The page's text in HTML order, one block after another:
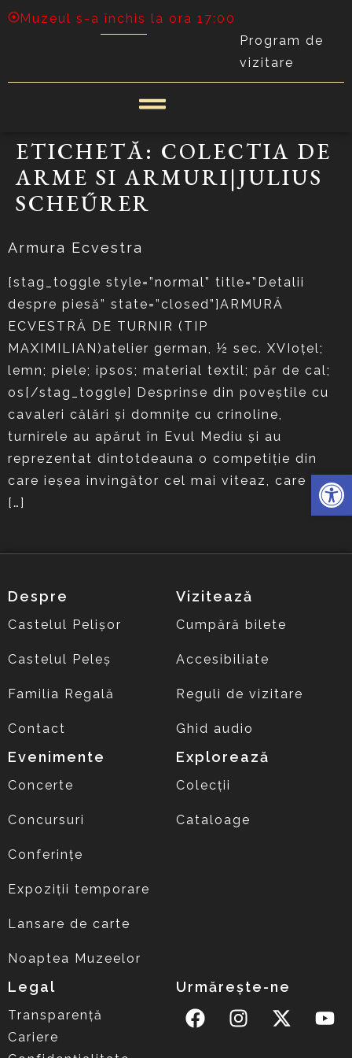
Muzeul s-a închis la ora 17:00
Program de
vizitare
ETICHETĂ: COLECTIA DE
ARME SI ARMURI|JULIUS
SCHEŰRER
Armura Ecvestra
[stag_toggle style=”normal” title=”Detalii
despre piesă” state=”closed”]ARMURĂ
ECVESTRĂ DE TURNIR (TIP
MAXIMILIAN)atelier german, ½ sec. XVIoţel;
lemn; piele; ipsos; material textil; păr de cal;
os[/stag_toggle] Desprinse din poveştile cu
cavaleri călări şi domniţe cu crinoline,
turnirele au apărut în Evul Mediu şi au
reprezentat dintotdeauna o competiţie din
care ieşea invingător cel mai viteaz, care era
[…]
Despre
Castelul Pelișor
Castelul Peleș
Familia Regală
Contact
Vizitează
Cumpără bilete
Accesibiliate
Reguli de vizitare
Ghid audio
Evenimente
Concerte
Concursuri
Conferințe
Expoziții temporare
Lansare de carte
Noaptea Muzeelor
Explorează
Colecții
Cataloage
Legal
Transparență
Cariere
Urmărește-ne